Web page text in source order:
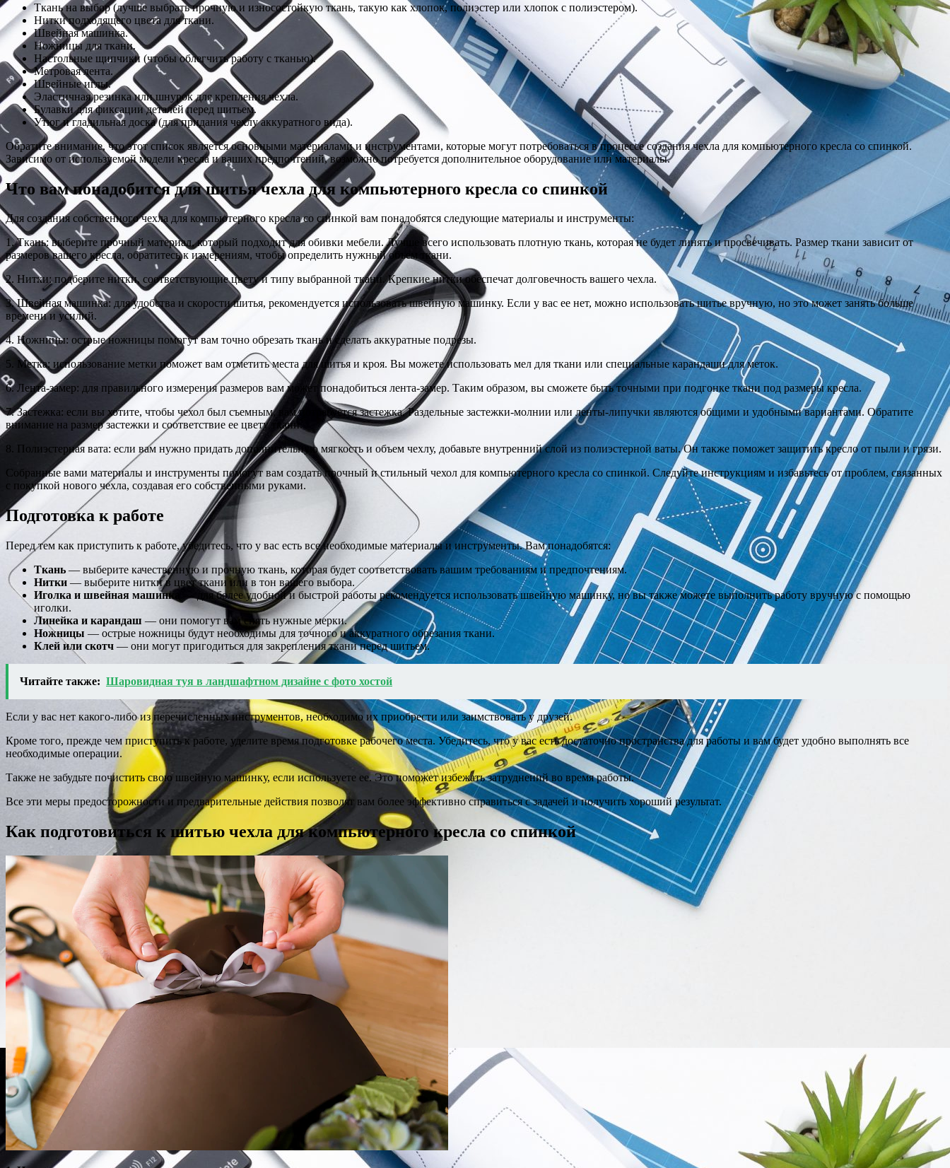
Ткань на выбор (лучше выбрать прочную и износостойкую ткань, такую как хлопок, полиэстер или хлопок с полиэстером).
Нитки подходящего цвета для ткани.
Швейная машинка.
Ножницы для ткани.
Настольные щипчики (чтобы облегчить работу с тканью).
Метровая лента.
Швейные иглы.
Эластичная резинка или шнурок для крепления чехла.
Булавки для фиксации деталей перед шитьем.
Утюг и гладильная доска (для придания чехлу аккуратного вида).
Обратите внимание, что этот список является основными материалами и инструментами, которые могут потребоваться в процессе создания чехла для компьютерного кресла со спинкой.
Зависимо от используемой модели кресла и ваших предпочтений, возможно потребуется дополнительное оборудование или материалы.
Что вам понадобится для шитья чехла для компьютерного кресла со спинкой
Для создания собственного чехла для компьютерного кресла со спинкой вам понадобятся следующие материалы и инструменты:
1. Ткань: выберите прочный материал, который подходит для обивки мебели. Лучше всего использовать плотную ткань, которая не будет линять и просвечивать. Размер ткани зависит от
размеров вашего кресла, обратитесь к измерениям, чтобы определить нужный объем ткани.
2. Нитки: подберите нитки, соответствующие цвету и типу выбранной ткани. Крепкие нитки обеспечат долговечность вашего чехла.
3. Швейная машинка: для удобства и скорости шитья, рекомендуется использовать швейную машинку. Если у вас ее нет, можно использовать шитье вручную, но это может занять больше
времени и усилий.
4. Ножницы: острые ножницы помогут вам точно обрезать ткань и сделать аккуратные подрезы.
5. Метка: использование метки поможет вам отметить места для шитья и кроя. Вы можете использовать мел для ткани или специальные карандаши для меток.
6. Лента-замер: для правильного измерения размеров вам может понадобиться лента-замер. Таким образом, вы сможете быть точными при подгонке ткани под размеры кресла.
7. Застежка: если вы хотите, чтобы чехол был съемным, вам потребуется застежка. Раздельные застежки-молнии или ленты-липучки являются общими и удобными вариантами. Обратите
внимание на размер застежки и соответствие ее цвету ткани.
8. Полиэстерная вата: если вам нужно придать дополнительную мягкость и объем чехлу, добавьте внутренний слой из полиэстерной ваты. Он также поможет защитить кресло от пыли и грязи.
Собранные вами материалы и инструменты помогут вам создать прочный и стильный чехол для компьютерного кресла со спинкой. Следуйте инструкциям и избавьтесь от проблем, связанных
с покупкой нового чехла, создавая его собственными руками.
Подготовка к работе
Перед тем как приступить к работе, убедитесь, что у вас есть все необходимые материалы и инструменты. Вам понадобятся:
Ткань — выберите качественную и прочную ткань, которая будет соответствовать вашим требованиям и предпочтениям.
Нитки — выберите нитки в цвет ткани или в тон вашего выбора.
Иголка и швейная машинка
— для более удобной и быстрой работы рекомендуется использовать швейную машинку, но вы также можете выполнить работу вручную с помощью
иголки.
Линейка и карандаш — они помогут вам снять нужные мерки.
Ножницы — острые ножницы будут необходимы для точного и аккуратного обрезания ткани.
Клей или скотч — они могут пригодиться для закрепления ткани перед шитьем.
Читайте также: Шаровидная туя в ландшафтном дизайне с фото хостой
Если у вас нет какого-либо из перечисленных инструментов, необходимо их приобрести или заимствовать у друзей.
Кроме того, прежде чем приступить к работе, уделите время подготовке рабочего места. Убедитесь, что у вас есть достаточно пространства для работы и вам будет удобно выполнять все
необходимые операции.
Также не забудьте почистить свою швейную машинку, если используете ее. Это поможет избежать затруднений во время работы.
Все эти меры предосторожности и предварительные действия позволят вам более эффективно справиться с задачей и получить хороший результат.
Как подготовиться к шитью чехла для компьютерного кресла со спинкой